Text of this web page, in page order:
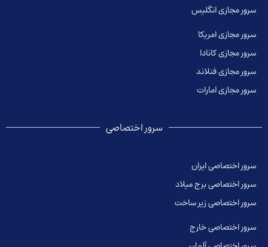
سرور مجازی انگلیس
سرور مجازی امریکا
سرور مجازی کانادا
سرور مجازی فنلاند
سرور مجازی امارات
سرور اختصاصی
سرور اختصاصی ایران
سرور اختصاصی برج میلاد
سرور اختصاصی زیر ساخت
سرور اختصاصی خارج